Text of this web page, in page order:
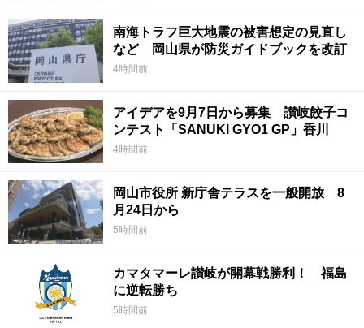
南海トラフ巨大地震の被害想定の見直し
など 岡山県が防災ガイドブックを改訂
4時間前
アイデアを9月7日から募集 讃岐餃子コ
ンテスト「SANUKI GYO1 GP」香川
4時間前
岡山市役所 新庁舎テラスを一般開放 8
月24日から
5時間前
カマタマーレ讃岐が開幕戦勝利！ 福島
に逆転勝ち
5時間前